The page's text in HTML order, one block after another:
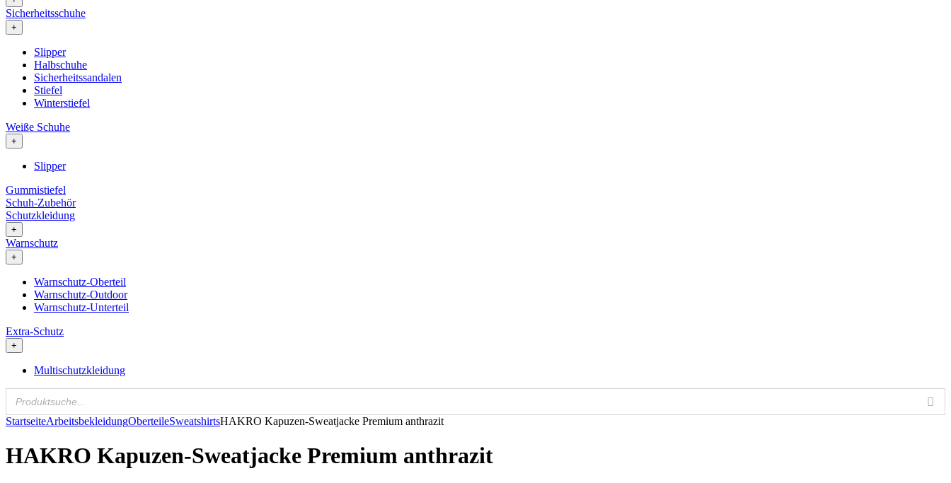
Sicherheitsschuhe
+
Slipper
Halbschuhe
Sicherheitssandalen
Stiefel
Winterstiefel
Weiße Schuhe
+
Slipper
Gummistiefel
Schuh-Zubehör
Schutzkleidung
+
Warnschutz
+
Warnschutz-Oberteil
Warnschutz-Outdoor
Warnschutz-Unterteil
Extra-Schutz
+
Multischutzkleidung
StartseiteArbeitsbekleidungOberteileSweatshirtsHAKRO Kapuzen-Sweatjacke Premium anthrazit
HAKRO Kapuzen-Sweatjacke Premium anthrazit